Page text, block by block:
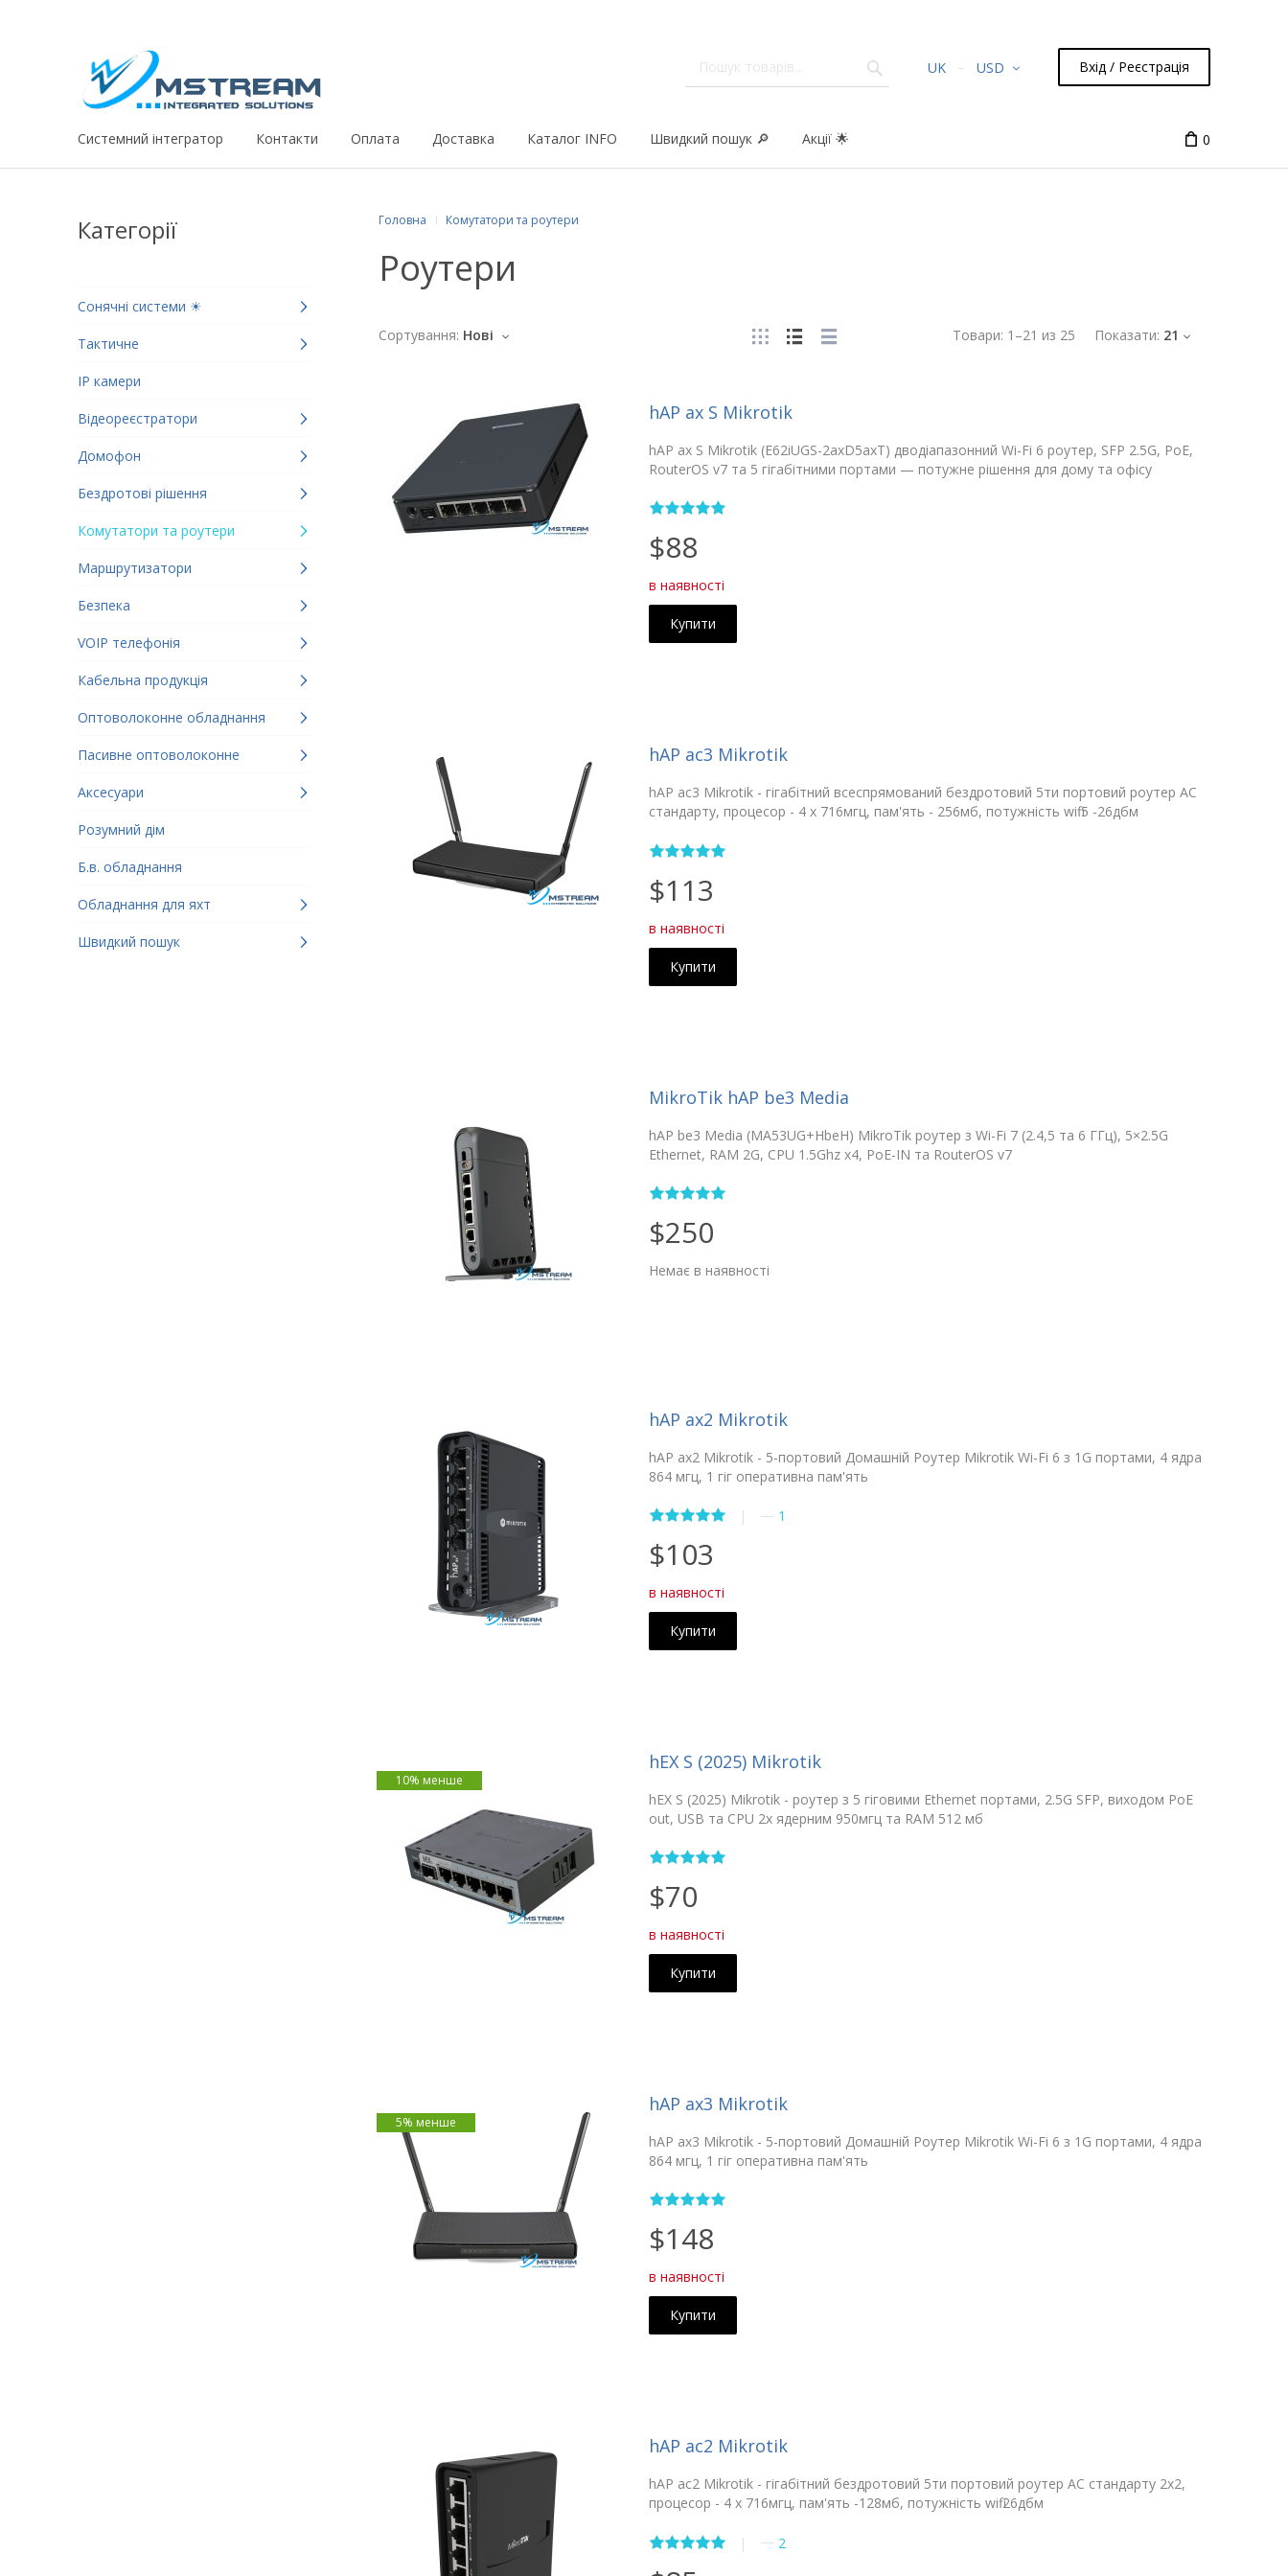
UK USD Вхід / Реєстрація
Системний iнтегратор Контакти Оплата Доставка Каталог INFO Швидкий пошук 🔎 Акції 🌟 0
Категорії
Сонячні системи ☀
Тактичне
IP камери
Відеореєстратори
Домофон
Бездротові рішення
Комутатори та роутери
Маршрутизатори
Безпека
VOIP телефонія
Кабельна продукція
Оптоволоконне обладнання
Пасивне оптоволоконне
Аксесуари
Розумний дім
Б.в. обладнання
Обладнання для яхт
Швидкий пошук
Головна Комутатори та роутери
Роутери
Товари: 1 –21 из 25 Показати: 21
Сортування: Нові
hAP ax S Mikrotik
hAP ax S Mikrotik (E62iUGS-2axD5axT) дводіапазонний Wi-Fi 6 роутер, SFP 2.5G, PoE,
RouterOS v7 та 5 гігабітними портами — потужне рішення для дому та офісу
$88
в наявності
Купити
hAP ac3 Mikrotik
hAP ac3 Mikrotik - гігабітний всеспрямований бездротовий 5ти портовий роутер АС
стандарту, процесор - 4 x 716мгц, пам'ять - 256мб, потужність wifi 5 -26дбм
$113
в наявності
Купити
MikroTik hAP be3 Media
hAP be3 Media (MA53UG+HbeH) MikroTik роутер з Wi-Fi 7 (2.4,5 та 6 ГГц), 5×2.5G
Ethernet, RAM 2G, CPU 1.5Ghz x4, PoE-IN та RouterOS v7
$250
Немає в наявності
hAP ax2 Mikrotik
hAP ax2 Mikrotik - 5-портовий Домашній Роутер Mikrotik Wi-Fi 6 з 1G портами, 4 ядра
864 мгц, 1 гіг оперативна пам'ять
| — 1
$103
в наявності
Купити
10% менше
hEX S (2025) Mikrotik
hEX S (2025) Mikrotik - роутер з 5 гіговими Ethernet портами, 2.5G SFP, виходом PoE
out, USB та CPU 2х ядерним 950мгц та RAM 512 мб
$70
в наявності
Купити
5% менше
hAP ax3 Mikrotik
hAP ax3 Mikrotik - 5-портовий Домашній Роутер Mikrotik Wi-Fi 6 з 1G портами, 4 ядра
864 мгц, 1 гіг оперативна пам'ять
$148
в наявності
Купити
hAP ac2 Mikrotik
hAP ac2 Mikrotik - гігабітний бездротовий 5ти портовий роутер АС стандарту 2х2,
процесор - 4 x 716мгц, пам'ять -128мб, потужність wifi 26дбм
| — 2